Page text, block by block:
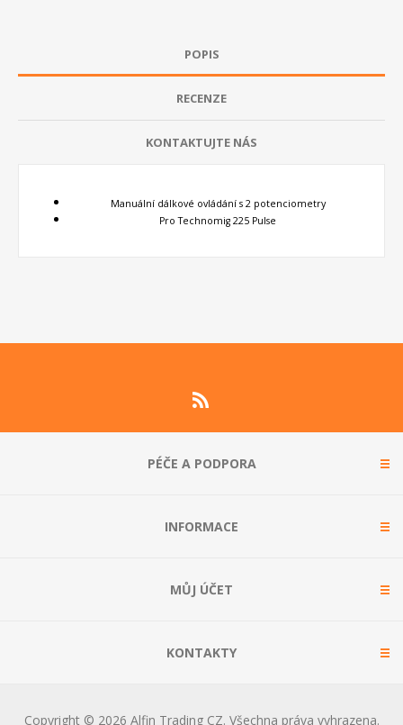
POPIS
RECENZE
KONTAKTUJTE NÁS
Manuální dálkové ovládání s 2 potenciometry
Pro Technomig 225 Pulse
PÉČE A PODPORA
INFORMACE
MŮJ ÚČET
KONTAKTY
Copyright © 2026 Alfin Trading CZ. Všechna práva vyhrazena.